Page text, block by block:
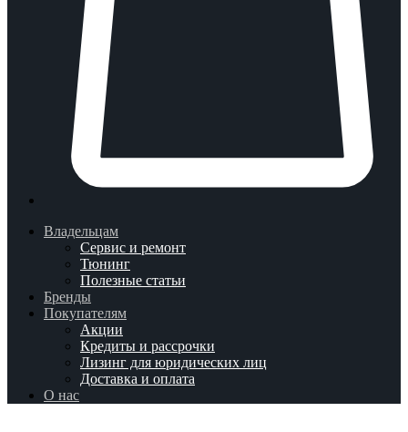
Владельцам
Сервис и ремонт
Тюнинг
Полезные статьи
Бренды
Покупателям
Акции
Кредиты и рассрочки
Лизинг для юридических лиц
Доставка и оплата
О нас